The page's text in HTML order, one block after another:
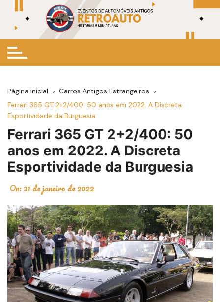
conteúdo
Página inicial
Carros Antigos Estrangeiros
Ferrari 365 GT 2+2/400: 50 anos em 2022. A Discreta
Esportividade da Burguesia
Ferrari 365 GT 2+2/400: 50
anos em 2022. A Discreta
Esportividade da Burguesia
On:31 de janeiro de 2022